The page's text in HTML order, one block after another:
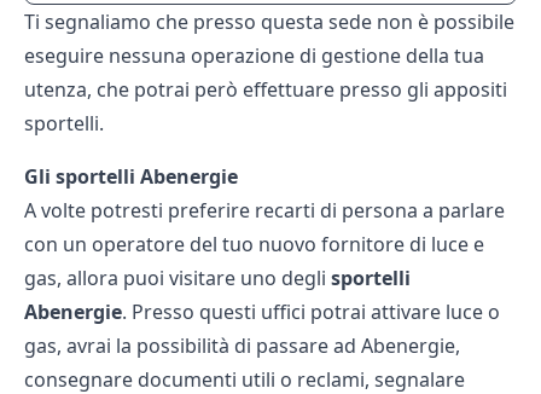
Ti segnaliamo che presso questa sede non è possibile
eseguire nessuna operazione di gestione della tua
utenza, che potrai però effettuare presso gli appositi
sportelli.
Gli sportelli Abenergie
A volte potresti preferire recarti di persona a parlare
con un operatore del tuo nuovo fornitore di luce e
gas, allora puoi visitare uno degli sportelli
Abenergie. Presso questi uffici potrai attivare luce o
gas, avrai la possibilità di passare ad Abenergie,
consegnare documenti utili o reclami, segnalare